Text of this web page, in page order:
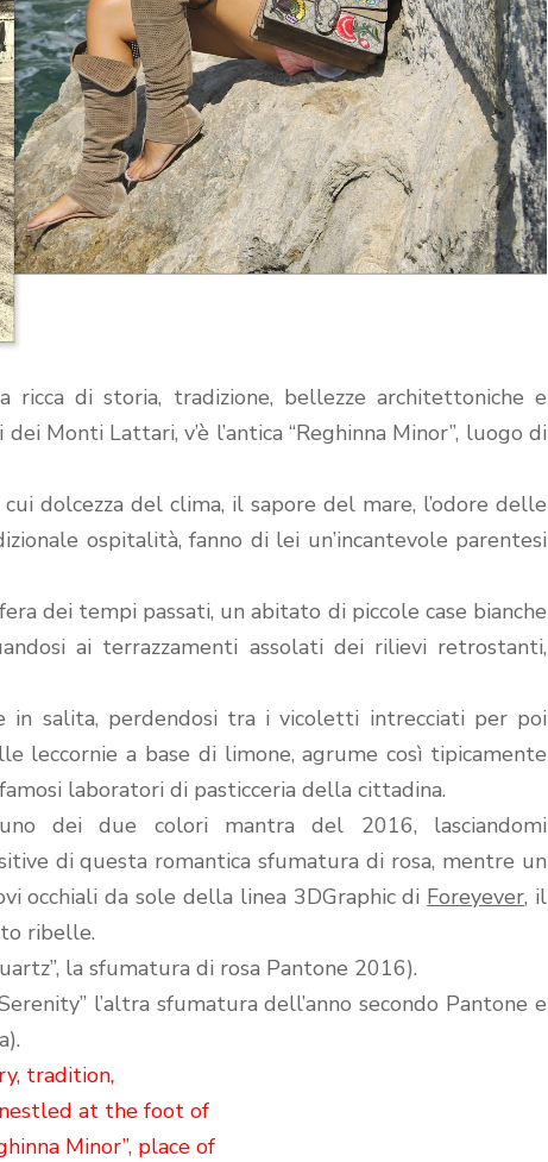
di storia, tradizione, bellezze architettoniche e
Monti Lattari, v’è l’antica “Reghinna Minor”, luogo di
dolcezza del clima, il sapore del mare, l’odore delle
ospitalità, fanno di lei un’incantevole parentesi
dei tempi passati, un abitato di piccole case bianche
ai terrazzamenti assolati dei rilievi retrostanti,
in salita, perdendosi tra i vicoletti intrecciati per poi
leccornie a base di limone, agrume così tipicamente
laboratori di pasticceria della cittadina.
dei due colori mantra del 2016, lasciandomi
di questa romantica sfumatura di rosa, mentre un
occhiali da sole della linea 3DGraphic di Foreyever, il
ribelle.
la sfumatura di rosa Pantone 2016).
l’altra sfumatura dell’anno secondo Pantone e
tradition,
at the foot of
Minor”, place of